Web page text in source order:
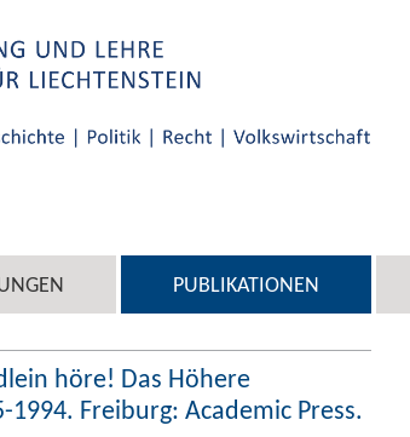
PUBLIKATIONEN
höre! Das Höhere
Freiburg: Academic Press.